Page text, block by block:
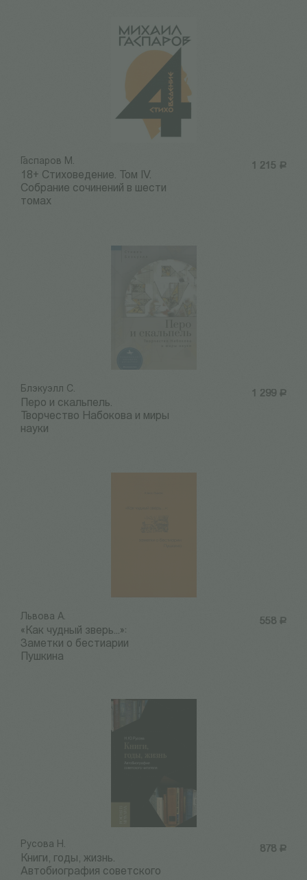
1 215 Р
Гаспаров М.
18+ Стиховедение. Том IV.
Собрание сочинений в шести
томах
1 299 Р
Блэкуэлл С.
Перо и скальпель.
Творчество Набокова и миры
науки
558 Р
Львова А.
«Как чудный зверь...»:
Заметки о бестиарии
Пушкина
878 Р
Русова Н.
Книги, годы, жизнь.
Автобиография советского